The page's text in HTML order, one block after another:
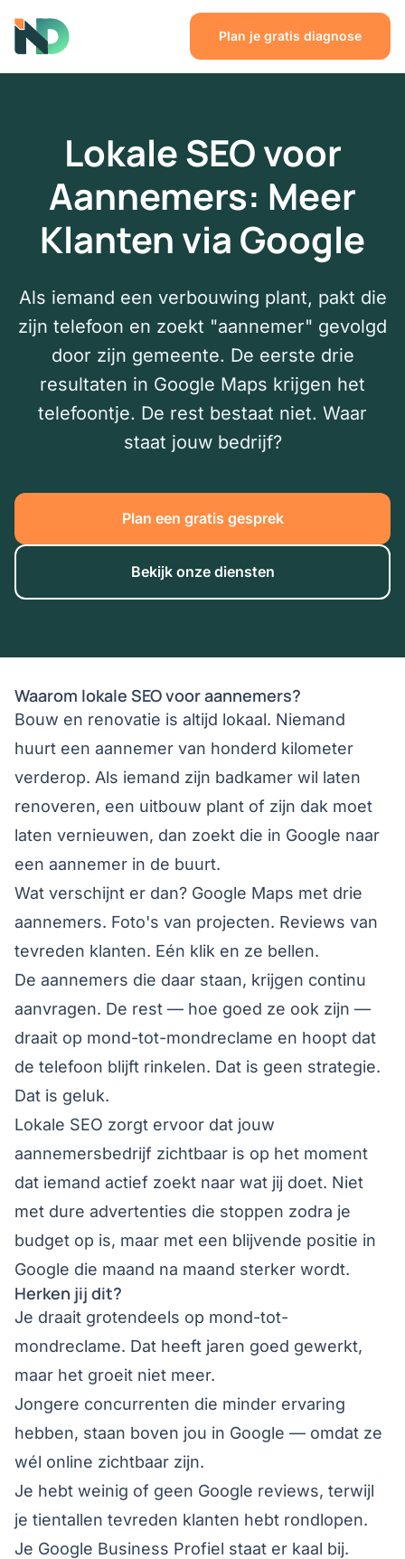
Plan je gratis diagnose
Lokale SEO voor
Aannemers: Meer
Klanten via Google
Als iemand een verbouwing plant, pakt die
zijn telefoon en zoekt "aannemer" gevolgd
door zijn gemeente. De eerste drie
resultaten in Google Maps krijgen het
telefoontje. De rest bestaat niet. Waar
staat jouw bedrijf?
Plan een gratis gesprek
Bekijk onze diensten
Lokale SEO voor Aannemers: Meer Klanten via Google
Waarom lokale SEO voor aannemers?
Bouw en renovatie is altijd lokaal. Niemand
huurt een aannemer van honderd kilometer
verderop. Als iemand zijn badkamer wil laten
renoveren, een uitbouw plant of zijn dak moet
laten vernieuwen, dan zoekt die in Google naar
een aannemer in de buurt.
Wat verschijnt er dan? Google Maps met drie
aannemers. Foto's van projecten. Reviews van
tevreden klanten. Eén klik en ze bellen.
De aannemers die daar staan, krijgen continu
aanvragen. De rest — hoe goed ze ook zijn —
draait op mond-tot-mondreclame en hoopt dat
de telefoon blijft rinkelen. Dat is geen strategie.
Dat is geluk.
Lokale SEO zorgt ervoor dat jouw
aannemersbedrijf zichtbaar is op het moment
dat iemand actief zoekt naar wat jij doet. Niet
met dure advertenties die stoppen zodra je
budget op is, maar met een blijvende positie in
Google die maand na maand sterker wordt.
Herken jij dit?
Je draait grotendeels op mond-tot-
mondreclame. Dat heeft jaren goed gewerkt,
maar het groeit niet meer.
Jongere concurrenten die minder ervaring
hebben, staan boven jou in Google — omdat ze
wél online zichtbaar zijn.
Je hebt weinig of geen Google reviews, terwijl
je tientallen tevreden klanten hebt rondlopen.
Je Google Business Profiel staat er kaal bij.